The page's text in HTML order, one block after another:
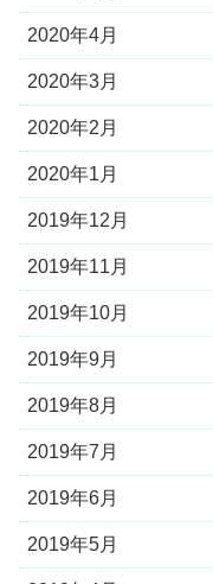
2020年4月
2020年3月
2020年2月
2020年1月
2019年12月
2019年11月
2019年10月
2019年9月
2019年8月
2019年7月
2019年6月
2019年5月